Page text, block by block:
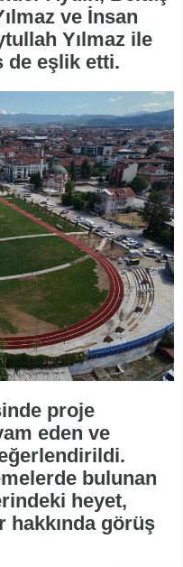
ve İnsan
Yılmaz ile
de eşlik etti.
proje
eden ve
bulunan
heyet,
hakkında görüş